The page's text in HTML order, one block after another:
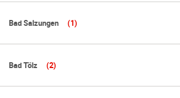
Bad Salzungen (1)
Bad Tölz (2)